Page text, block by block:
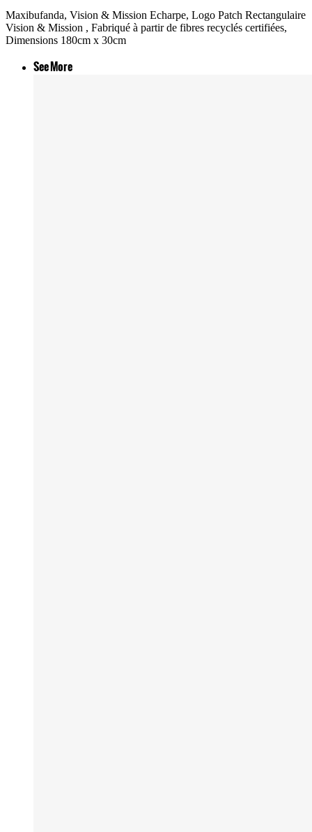
Maxibufanda, Vision & Mission Echarpe, Logo Patch Rectangulaire
Vision & Mission , Fabriqué à partir de fibres recyclés certifiées,
Dimensions 180cm x 30cm
See More